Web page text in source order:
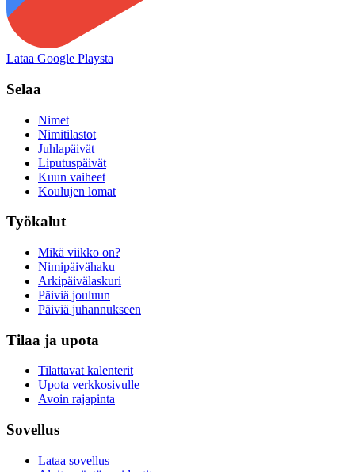
Lataa Google Playsta
Selaa
Nimet
Nimitilastot
Juhlapäivät
Liputuspäivät
Kuun vaiheet
Koulujen lomat
Työkalut
Mikä viikko on?
Nimipäivähaku
Arkipäivälaskuri
Päiviä jouluun
Päiviä juhannukseen
Tilaa ja upota
Tilattavat kalenterit
Upota verkkosivulle
Avoin rajapinta
Sovellus
Lataa sovellus